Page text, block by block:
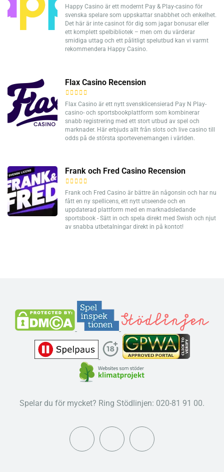
Happy Casino är ett modernt Pay & Play-casino för
svenska spelare som uppskattar snabbhet och enkelhet.
Det här är inte casinot för dig som jagar bonusar eller
ett komplett spelbibliotek – men om du värderar
smidiga uttag och ett pålitligt spelutbud kan vi varmt
rekommendera Happy Casino.
Flax Casino Recension
Flax Casino är ett nytt svensklicensierad Pay N Play-
casino- och sportsbookplattform som kombinerar
snabb registrering med ett stort utbud av spel och
marknader. Här erbjuds allt från slots och live casino till
odds på de största sportevenemangen i världen.
Frank och Fred Casino Recension
Frank och Fred Casino är bättre än någonsin och har nu
fått en ny spellicens, ett nytt utseende och en
uppdaterad plattform med en marknadsledande
sportsbook - Sätt in och spela direkt med Swish och njut
av snabba utbetalningar direkt in på kontot!
Spelar du för mycket? Ring Stödlinjen: 020-81 91 00.